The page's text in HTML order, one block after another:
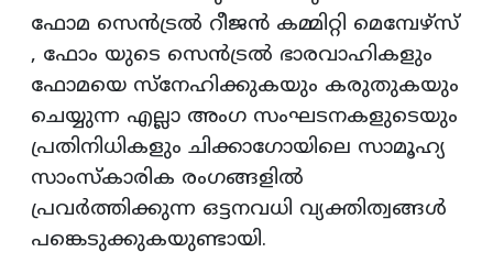
ഫോമ സെൻട്രൽ റീജൻ കമ്മിറ്റി മെമ്പേഴ്സ്
, ഫോം യുടെ സെൻട്രൽ ഭാരവാഹികളും
ഫോമയെ സ്നേഹിക്കുകയും കരുതുകയും
ചെയ്യുന്ന എല്ലാ അംഗ സംഘടനകളുടെയും
പ്രതിനിധികളും ചിക്കാഗോയിലെ സാമൂഹ്യ
സാംസ്കാരിക രംഗങ്ങളിൽ
പ്രവർത്തിക്കുന്ന ഒട്ടനവധി വ്യക്തിത്വങ്ങൾ
പങ്കെടുക്കുകയുണ്ടായി.